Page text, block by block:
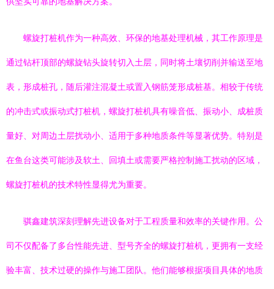
螺旋打桩机作为一种高效、环保的地基处理机械，其工作原理是
通过钻杆顶部的螺旋钻头旋转切入土层，同时将土壤切削并输送至地
表，形成桩孔，随后灌注混凝土或置入钢筋笼形成桩基。相较于传统
的冲击式或振动式打桩机，螺旋打桩机具有噪音低、振动小、成桩质
量好、对周边土层扰动小、适用于多种地质条件等显著优势。特别是
在鱼台这类可能涉及软土、回填土或需要严格控制施工扰动的区域，
螺旋打桩机的技术特性显得尤为重要。
骐鑫建筑深刻理解先进设备对于工程质量和效率的关键作用。公
司不仅配备了多台性能先进、型号齐全的螺旋打桩机，更拥有一支经
验丰富、技术过硬的操作与施工团队。他们能够根据项目具体的地质